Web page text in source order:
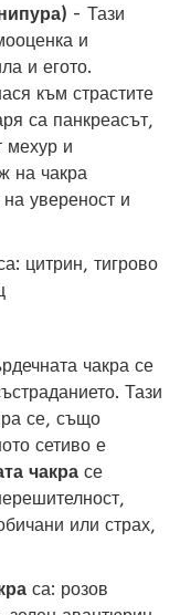
- Тази
и
и егото.
към страстите
са панкреасът,
мехур и
на чакра
увереност и
цитрин, тигрово
чакра се
Тази
се, също
сетиво е
чакра се
или страх,
са: розов